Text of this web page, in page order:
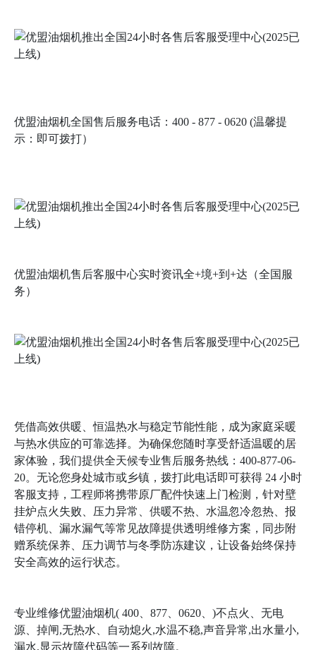
优盟油烟机全国售后服务电话：400 - 877 - 0620 (温馨提
示：即可拨打）
优盟油烟机售后客服中心实时资讯全+境+到+达（全国服
务）
凭借高效供暖、恒温热水与稳定节能性能，成为家庭采暖
与热水供应的可靠选择。为确保您随时享受舒适温暖的居
家体验，我们提供全天候专业售后服务热线：400-877-06-
20。无论您身处城市或乡镇，拨打此电话即可获得 24 小时
客服支持，工程师将携带原厂配件快速上门检测，针对壁
挂炉点火失败、压力异常、供暖不热、水温忽冷忽热、报
错停机、漏水漏气等常见故障提供透明维修方案，同步附
赠系统保养、压力调节与冬季防冻建议，让设备始终保持
安全高效的运行状态。
专业维修优盟油烟机( 400、877、0620、)不点火、无电
源、掉闸,无热水、自动熄火,水温不稳,声音异常,出水量小,
漏水,显示故障代码等一系列故障。